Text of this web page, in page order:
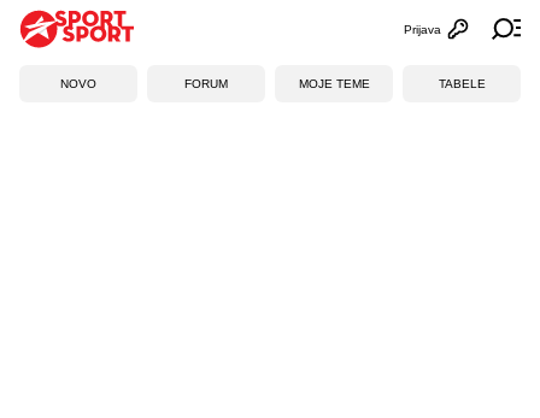
Otvori
Prijava
NOVO FORUM MOJE TEME TABELE